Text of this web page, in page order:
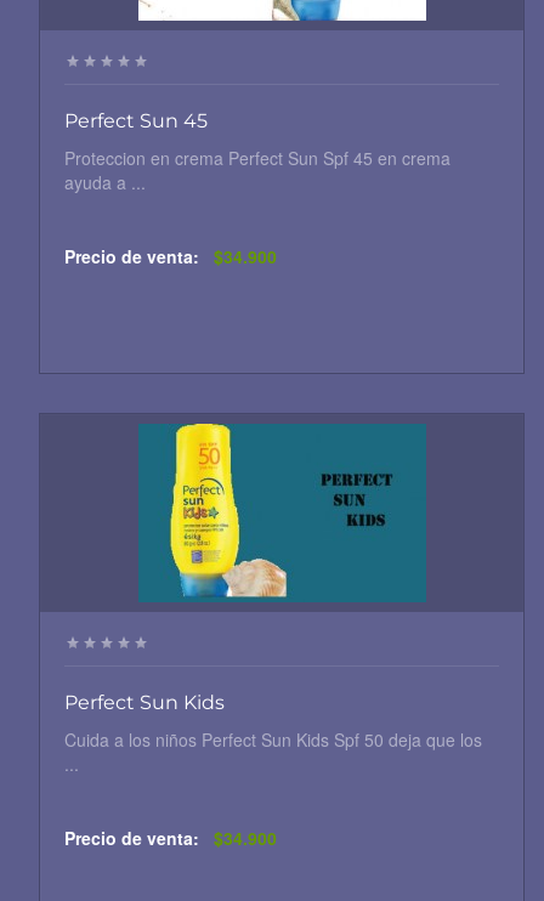
Perfect Sun 45
Proteccion en crema Perfect Sun Spf 45 en crema
ayuda a ...
Precio de venta: $34.900
Perfect Sun Kids
Cuida a los niños Perfect Sun Kids Spf 50 deja que los
...
Precio de venta: $34.900